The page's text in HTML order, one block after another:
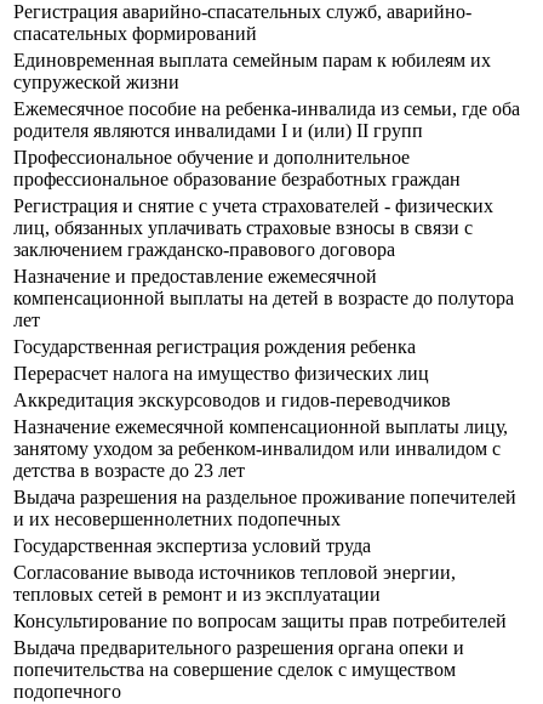
Регистрация аварийно-спасательных служб, аварийно-
спасательных формирований
Единовременная выплата семейным парам к юбилеям их
супружеской жизни
Ежемесячное пособие на ребенка-инвалида из семьи, где оба
родителя являются инвалидами I и (или) II групп
Профессиональное обучение и дополнительное
профессиональное образование безработных граждан
Регистрация и снятие с учета страхователей - физических
лиц, обязанных уплачивать страховые взносы в связи с
заключением гражданско-правового договора
Назначение и предоставление ежемесячной
компенсационной выплаты на детей в возрасте до полутора
лет
Государственная регистрация рождения ребенка
Перерасчет налога на имущество физических лиц
Аккредитация экскурсоводов и гидов-переводчиков
Назначение ежемесячной компенсационной выплаты лицу,
занятому уходом за ребенком-инвалидом или инвалидом с
детства в возрасте до 23 лет
Выдача разрешения на раздельное проживание попечителей
и их несовершеннолетних подопечных
Государственная экспертиза условий труда
Согласование вывода источников тепловой энергии,
тепловых сетей в ремонт и из эксплуатации
Консультирование по вопросам защиты прав потребителей
Выдача предварительного разрешения органа опеки и
попечительства на совершение сделок с имуществом
подопечного